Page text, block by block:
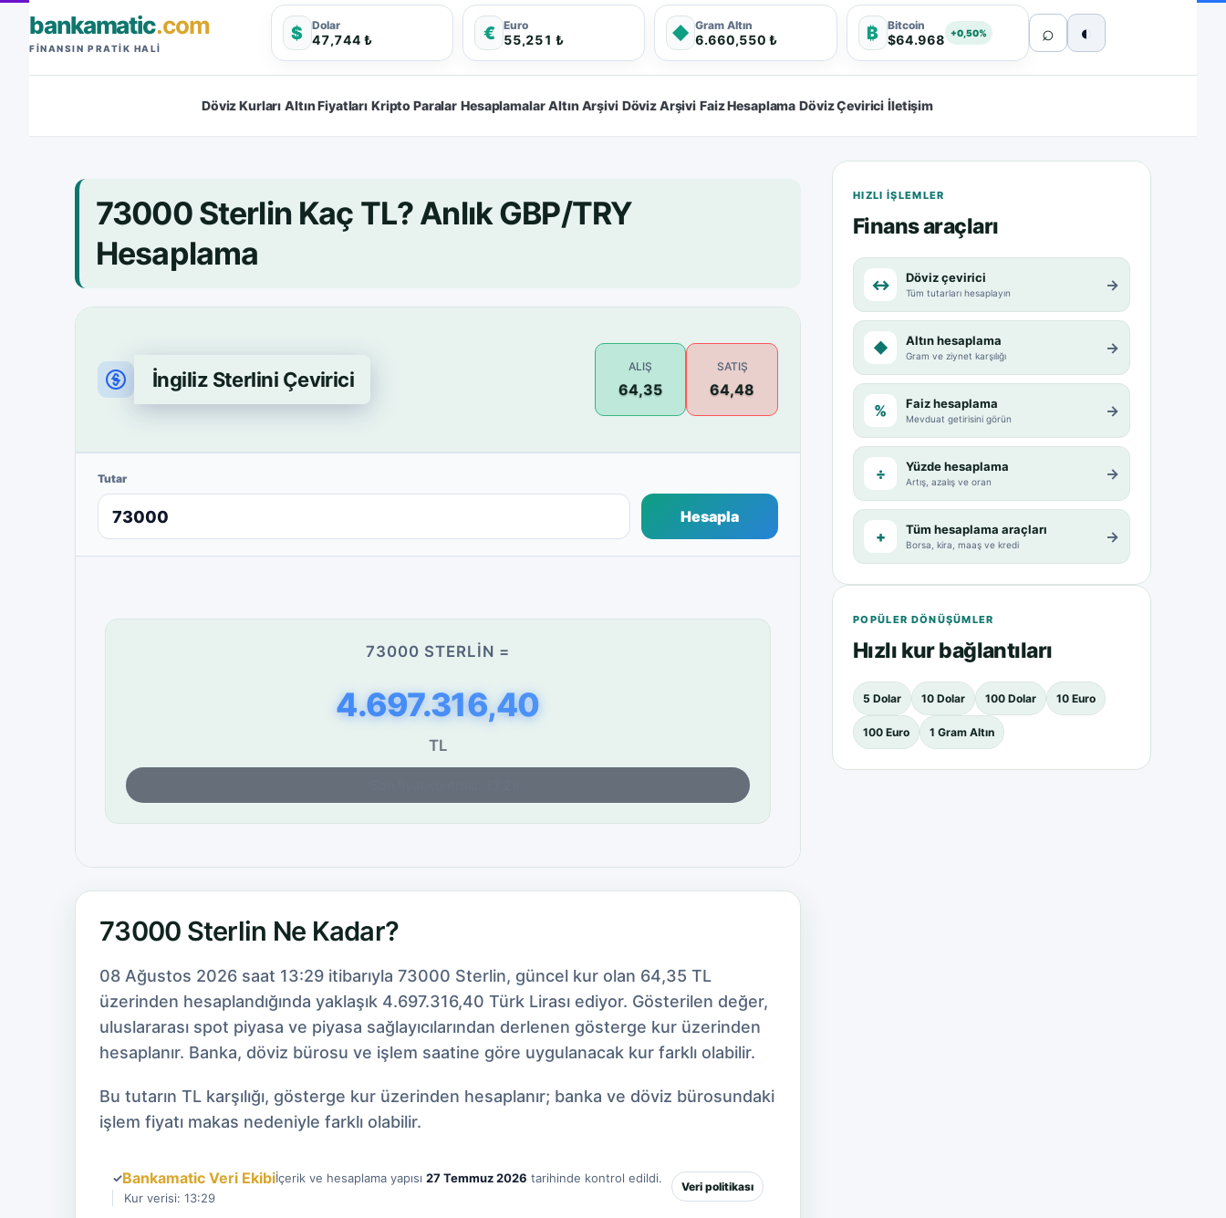
bankamatic.com
FINANSIN PRATIK HALI
$ Dolar
47,744 ₺ € Euro
55,251 ₺ ◆ Gram Altın
6.660,550 ₺ ₿ Bitcoin
$64.968 +0,50% ⌕ ◐
Döviz Kurları Altın Fiyatları Kripto Paralar Hesaplamalar Altın Arşivi Döviz Arşivi Faiz Hesaplama Döviz Çevirici İletişim
73000 Sterlin Kaç TL? Anlık GBP/TRY
Hesaplama
İngiliz Sterlini Çevirici
ALIŞ
64,35
SATIŞ
64,48
Tutar
Hesapla
73000 STERLIN =
4.697.316,40
TL
73000 Sterlin Ne Kadar?
08 Ağustos 2026 saat 13:29 itibarıyla 73000 Sterlin, güncel kur olan 64,35 TL
üzerinden hesaplandığında yaklaşık 4.697.316,40 Türk Lirası ediyor. Gösterilen değer,
uluslararası spot piyasa ve piyasa sağlayıcılarından derlenen gösterge kur üzerinden
hesaplanır. Banka, döviz bürosu ve işlem saatine göre uygulanacak kur farklı olabilir.
Bu tutarın TL karşılığı, gösterge kur üzerinden hesaplanır; banka ve döviz bürosundaki
işlem fiyatı makas nedeniyle farklı olabilir.
✓Bankamatic Veri Ekibiİçerik ve hesaplama yapısı 27 Temmuz 2026 tarihinde kontrol edildi.
Kur verisi: 13:29
Veri politikası
HIZLI IŞLEMLER
Finans araçları
↔ Döviz çevirici
Tüm tutarları hesaplayın →
◆ Altın hesaplama
Gram ve ziynet karşılığı →
% Faiz hesaplama
Mevduat getirisini görün →
÷ Yüzde hesaplama
Artış, azalış ve oran →
+ Tüm hesaplama araçları
Borsa, kira, maaş ve kredi →
POPÜLER DÖNÜŞÜMLER
Hızlı kur bağlantıları
5 Dolar 10 Dolar 100 Dolar 10 Euro
100 Euro 1 Gram Altın